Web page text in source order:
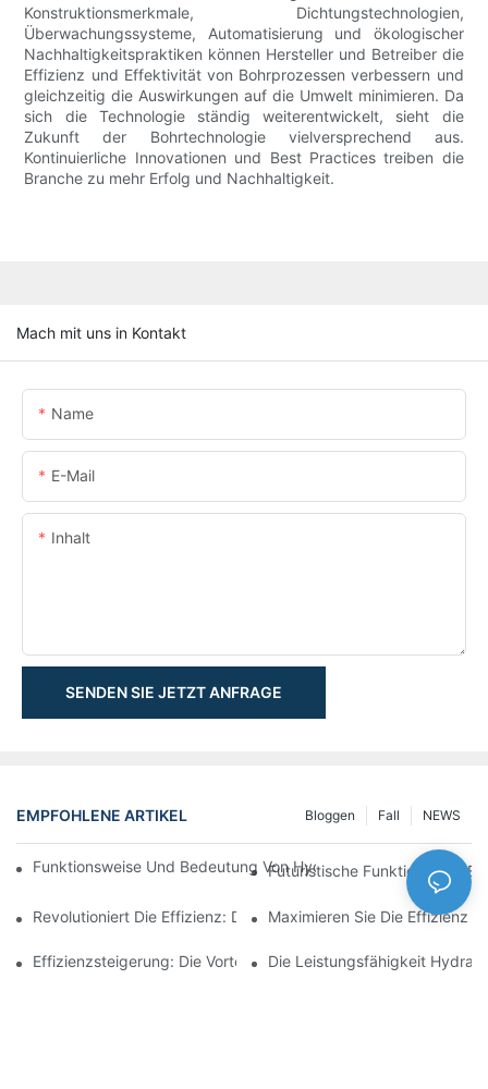
Konstruktionsmerkmale, Dichtungstechnologien,
Überwachungssysteme, Automatisierung und ökologischer
Nachhaltigkeitspraktiken können Hersteller und Betreiber die
Effizienz und Effektivität von Bohrprozessen verbessern und
gleichzeitig die Auswirkungen auf die Umwelt minimieren. Da
sich die Technologie ständig weiterentwickelt, sieht die
Zukunft der Bohrtechnologie vielversprechend aus.
Kontinuierliche Innovationen und Best Practices treiben die
Branche zu mehr Erfolg und Nachhaltigkeit.
Mach mit uns in Kontakt
Name
E-Mail
Inhalt
SENDEN SIE JETZT ANFRAGE
EMPFOHLENE ARTIKEL NEWS
Fall
Bloggen
Funktionsweise Und Bedeutung Von Hydraulikzylindern Mit
Futuristische Funktionalität:
Revolutioniert Die Effizienz: Der Elektrische Teleskopzylinder
Maximieren Sie Die Effizienz
Effizienzsteigerung: Die Vorteile Eines 4-Stufigen Teleskop-
Die Leistungsfähigkeit